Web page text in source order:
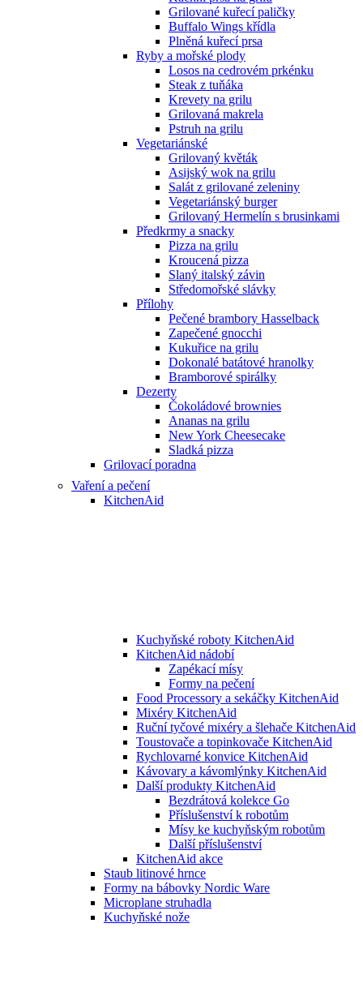
Grilované kuřecí paličky
Buffalo Wings křídla
Plněná kuřecí prsa
Ryby a mořské plody
Losos na cedrovém prkénku
Steak z tuňáka
Krevety na grilu
Grilovaná makrela
Pstruh na grilu
Vegetariánské
Grilovaný květák
Asijský wok na grilu
Salát z grilované zeleniny
Vegetariánský burger
Grilovaný Hermelín s brusinkami
Předkrmy a snacky
Pizza na grilu
Kroucená pizza
Slaný italský závin
Středomořské slávky
Přílohy
Pečené brambory Hasselback
Zapečené gnocchi
Kukuřice na grilu
Dokonalé batátové hranolky
Bramborové spirálky
Dezerty
Čokoládové brownies
Ananas na grilu
New York Cheesecake
Sladká pizza
Grilovací poradna
Vaření a pečení
KitchenAid
Kuchyňské roboty KitchenAid
KitchenAid nádobí
Zapékací mísy
Formy na pečení
Food Processory a sekáčky KitchenAid
Mixéry KitchenAid
Ruční tyčové mixéry a šlehače KitchenAid
Toustovače a topinkovače KitchenAid
Rychlovarné konvice KitchenAid
Kávovary a kávomlýnky KitchenAid
Další produkty KitchenAid
Bezdrátová kolekce Go
Příslušenství k robotům
Mísy ke kuchyňským robotům
Další příslušenství
KitchenAid akce
Staub litinové hrnce
Formy na bábovky Nordic Ware
Microplane struhadla
Kuchyňské nože